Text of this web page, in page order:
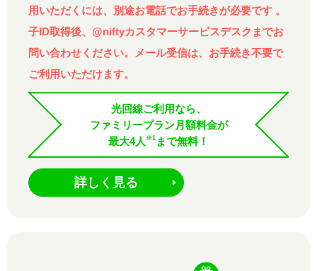
用いただくには、別途お電話でお手続きが必要です 。
子ID取得後、@niftyカスタマーサービスデスクまでお
問い合わせください。メール受信は、お手続き不要で
ご利用いただけます。
光回線ご利用なら、
ファミリープラン月額料金が
最大4人 ※1 まで無料！
詳しく見る